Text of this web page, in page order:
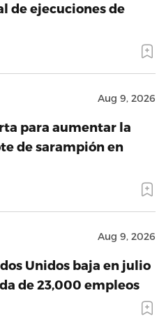
de ejecuciones de
Aug 9, 2026
para aumentar la
de sarampión en
Aug 9, 2026
Unidos baja en julio
de 23,000 empleos